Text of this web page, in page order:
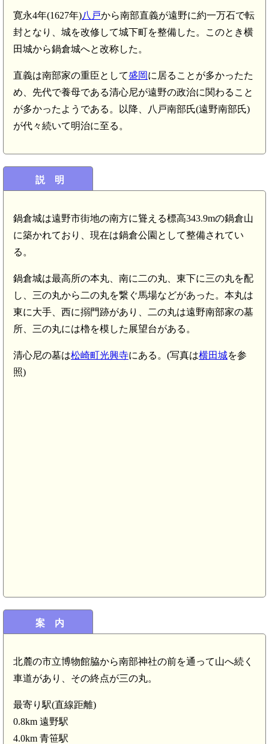
寛永4年(1627年)八戸から南部直義が遠野に約一万石で転
封となり、城を改修して城下町を整備した。このとき横
田城から鍋倉城へと改称した。
直義は南部家の重臣として盛岡に居ることが多かったた
め、先代で養母である清心尼が遠野の政治に関わること
が多かったようである。以降、八戸南部氏(遠野南部氏)
が代々続いて明治に至る。
説 明
鍋倉城は遠野市街地の南方に聳える標高343.9mの鍋倉山
に築かれており、現在は鍋倉公園として整備されてい
る。
鍋倉城は最高所の本丸、南に二の丸、東下に三の丸を配
し、三の丸から二の丸を繋ぐ馬場などがあった。本丸は
東に大手、西に搦門跡があり、二の丸は遠野南部家の墓
所、三の丸には櫓を模した展望台がある。
清心尼の墓は松崎町光興寺にある。(写真は横田城を参
照)
案 内
北麓の市立博物館脇から南部神社の前を通って山へ続く
車道があり、その終点が三の丸。
最寄り駅(直線距離)
0.8km 遠野駅
4.0km 青笹駅
陸奥 火渡館(8.9km)